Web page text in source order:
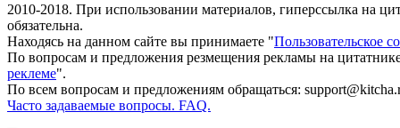
2010-2018. При использовании материалов, гиперссылка на
обязательна.
Находясь на данном сайте вы принимаете "Пользовательское
По вопросам и предложения резмещения рекламы на
реклеме".
По всем вопросам и предложениям обращаться:
Часто задаваемые вопросы. FAQ.